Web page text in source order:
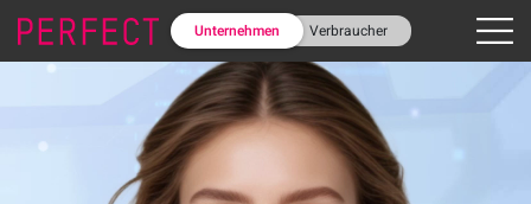
Unternehmen Verbraucher